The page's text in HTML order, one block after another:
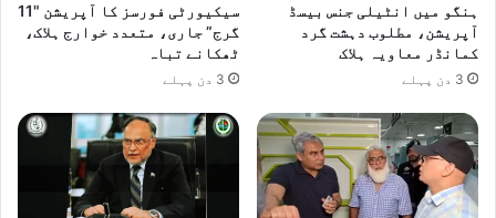
ہنگو میں انٹیلی جنس بیسڈ
آپریشن، مطلوب دہشت گرد
کمانڈر معاویہ ہلاک
3 دن پہلے
سیکیورٹی فورسز کا آپریشن "11
گرج” جاری، متعدد خوارج ہلاک،
ٹھکانے تباہ
3 دن پہلے